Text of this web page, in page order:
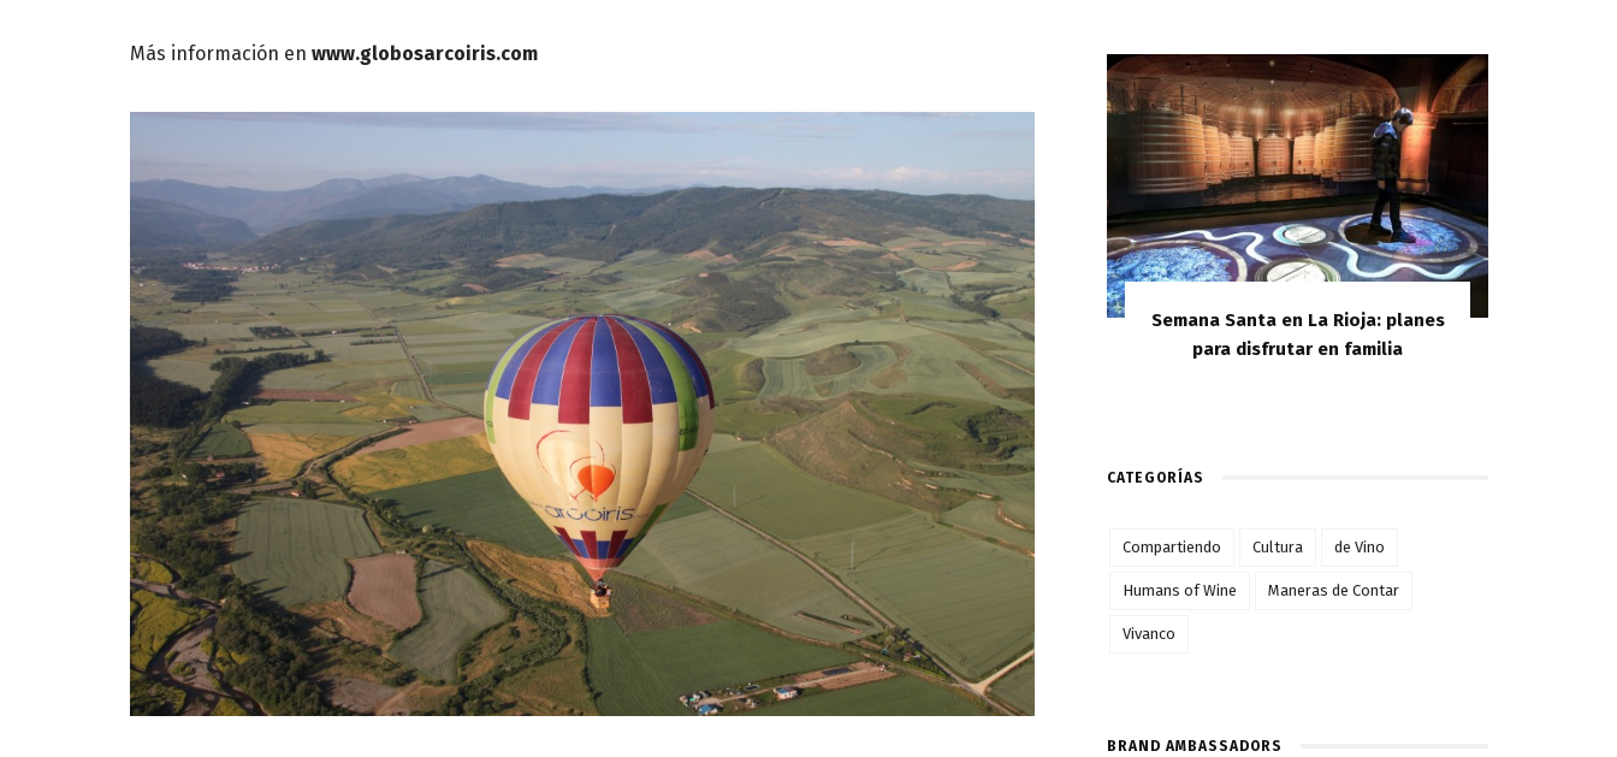
Más información en www.globosarcoiris.com
Semana Santa en La Rioja: planes
para disfrutar en familia
CATEGORÍAS
Compartiendo Cultura de Vino
Humans of Wine Maneras de Contar
Vivanco
BRAND AMBASSADORS